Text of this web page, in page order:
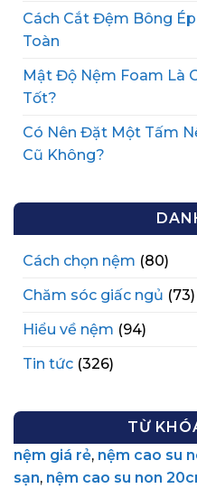
Cách Cắt Đệm Bông
Toàn
Mật Độ Nệm Foam Là
Tốt?
Có Nên Đặt Một Tấm
Cũ Không?
Cách chọn nệm (80)
Chăm sóc giấc ngủ (73)
Hiểu về nệm (94)
Tin tức (326)
TỪ
nệm giá rẻ, nệm cao su
sạn, nệm cao su non